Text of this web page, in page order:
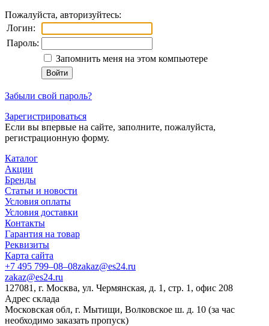
Пожалуйста, авторизуйтесь:
Логин:
Пароль:
Запомнить меня на этом компьютере
Забыли свой пароль?
Зарегистрироваться
Если вы впервые на сайте, заполните, пожалуйста,
регистрационную форму.
Каталог
Акции
Бренды
Статьи и новости
Условия оплаты
Условия доставки
Контакты
Гарантия на товар
Реквизиты
Карта сайта
+7 495 799–08–08zakaz@es24.ru
zakaz@es24.ru
127081, г. Москва, ул. Чермянская, д. 1, стр. 1, офис 208
Адрес склада
Московская обл, г. Мытищи, Волковское ш. д. 10 (за час
необходимо заказать пропуск)